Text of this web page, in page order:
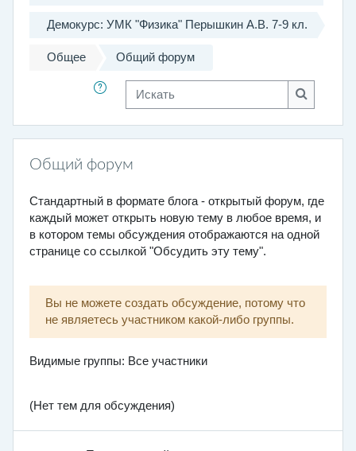
Демокурс: УМК "Физика" Перышкин А.В. 7-9 кл.
Общее Общий форум
Искать
Искать
Общий форум
Стандартный в формате блога - открытый форум, где
каждый может открыть новую тему в любое время, и
в котором темы обсуждения отображаются на одной
странице со ссылкой "Обсудить эту тему".
Вы не можете создать обсуждение, потому что
не являетесь участником какой-либо группы.
Видимые группы: Все участники
(Нет тем для обсуждения)